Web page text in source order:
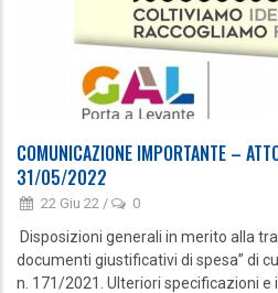
COMUNICAZIONE IMPORTANTE –
31/05/2022
22 Giu 22 / 0
Disposizioni generali in merito alla
documenti giustificativi di spesa” di
n. 171/2021. Ulteriori specificazioni e